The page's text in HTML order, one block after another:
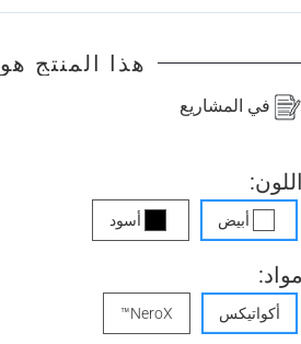
هذا المنتج هو
في المشاريع
أبيض أسود
أكواتيكس NeroX™